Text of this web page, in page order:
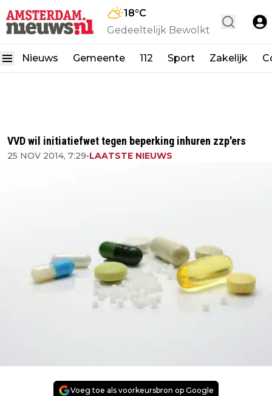
18°C
Gedeeltelijk Bewolkt
Nieuws Gemeente 112 Sport Zakelijk
VVD wil initiatiefwet tegen beperking inhuren zzp'ers
25 NOV 2014, 7:29•LAATSTE NIEUWS
Voeg toe als voorkeursbron op Google